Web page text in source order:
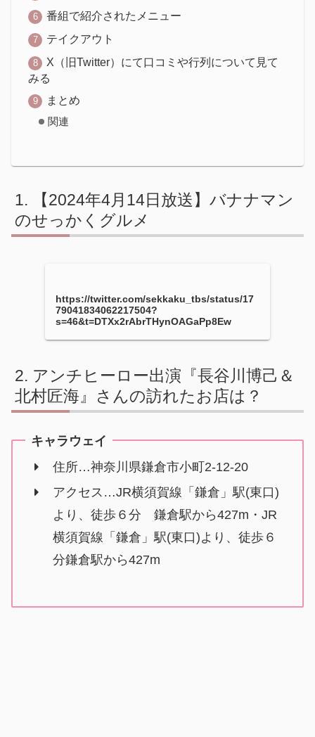
番組で紹介されたメニュー
テイクアウト
X（旧Twitter）にて口コミや行列について見て
みる
まとめ
関連
【2024年4月14日放送】バナナマン
のせっかくグルメ
https://twitter.com/sekkaku_tbs/status/17
79041834062217504?
s=46&t=DTXx2rAbrTHynOAGaPp8Ew
アンチヒーロー出演『長谷川博己＆
北村匠海』さんの訪れたお店は？
キャラウェイ
住所…神奈川県鎌倉市小町2-12-20
アクセス…JR横須賀線「鎌倉」駅(東口)
より、徒歩６分 鎌倉駅から427m・JR
横須賀線「鎌倉」駅(東口)より、徒歩６
分鎌倉駅から427m